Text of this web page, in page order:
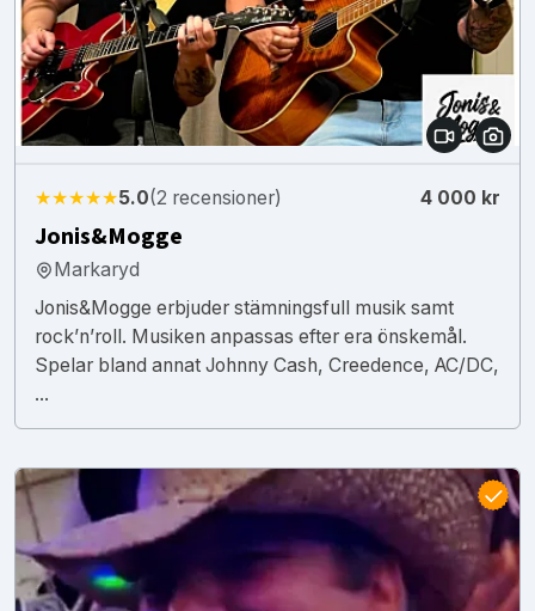
★★★★★5.0(2 recensioner) 4 000 kr
Jonis&Mogge
Markaryd
Jonis&Mogge erbjuder stämningsfull musik samt
rock’n’roll. Musiken anpassas efter era önskemål.
Spelar bland annat Johnny Cash, Creedence, AC/DC,
...